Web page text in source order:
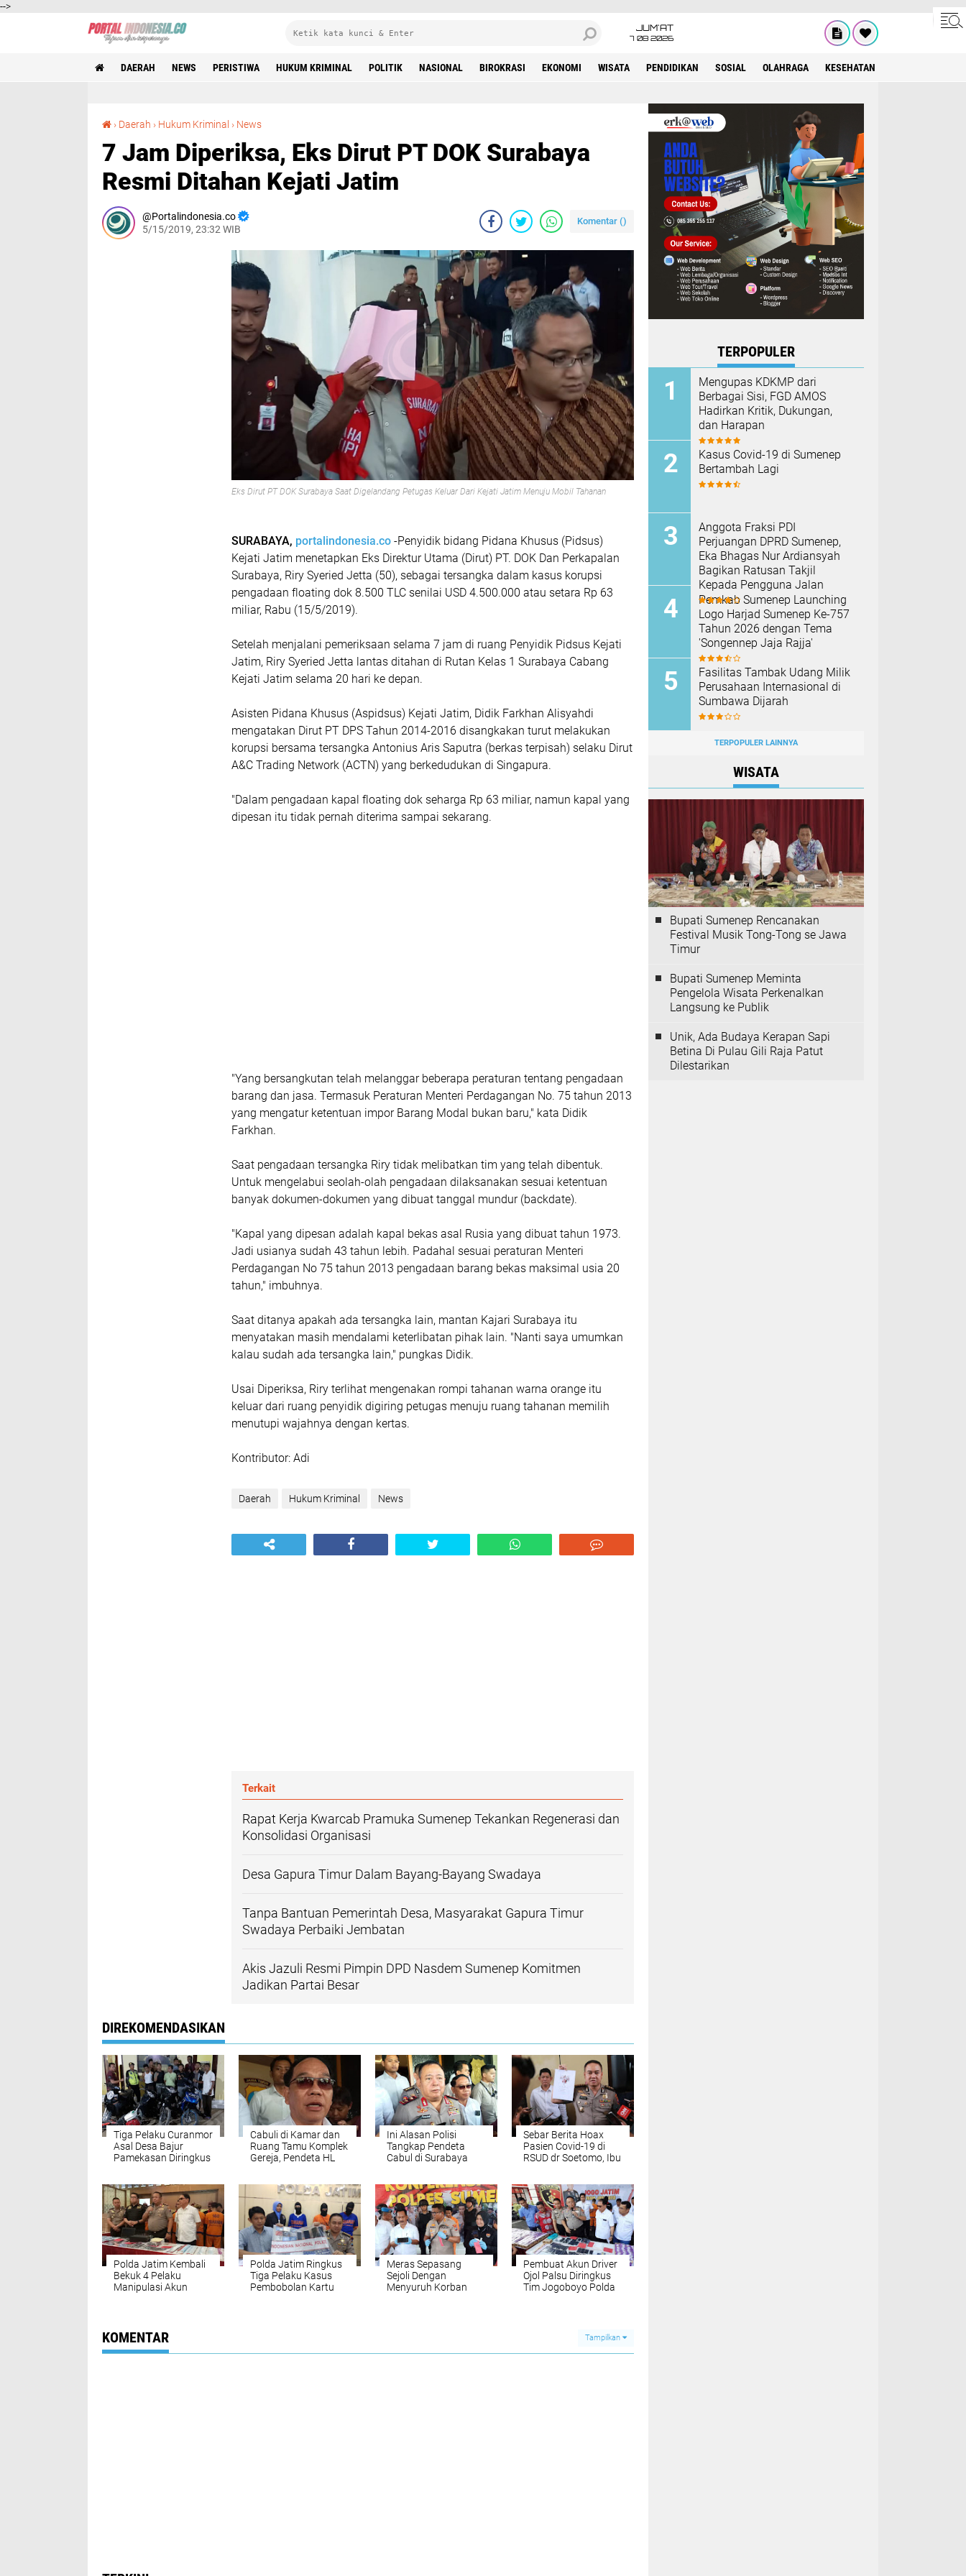
-->
JUM'AT
7 08 2026
DAERAH NEWS PERISTIWA HUKUM KRIMINAL POLITIK NASIONAL BIROKRASI EKONOMI WISATA PENDIDIKAN SOSIAL OLAHRAGA KESEHATAN
› Daerah › Hukum Kriminal › News
7 Jam Diperiksa, Eks Dirut PT DOK Surabaya
Resmi Ditahan Kejati Jatim
Portalindonesia.co
5/15/2019, 23:32 WIB
Komentar ()
Eks Dirut PT DOK Surabaya Saat Digelandang Petugas Keluar Dari Kejati Jatim Menuju Mobil Tahanan
SURABAYA, portalindonesia.co -Penyidik bidang Pidana Khusus (Pidsus)
Kejati Jatim menetapkan Eks Direktur Utama (Dirut) PT. DOK Dan Perkapalan
Surabaya, Riry Syeried Jetta (50), sebagai tersangka dalam kasus korupsi
pengadaan floating dok 8.500 TLC senilai USD 4.500.000 atau setara Rp 63
miliar, Rabu (15/5/2019).
Setelah menjalani pemeriksaan selama 7 jam di ruang Penyidik Pidsus Kejati
Jatim, Riry Syeried Jetta lantas ditahan di Rutan Kelas 1 Surabaya Cabang
Kejati Jatim selama 20 hari ke depan.
Asisten Pidana Khusus (Aspidsus) Kejati Jatim, Didik Farkhan Alisyahdi
mengatakan Dirut PT DPS Tahun 2014-2016 disangkakan turut melakukan
korupsi bersama tersangka Antonius Aris Saputra (berkas terpisah) selaku Dirut
A&C Trading Network (ACTN) yang berkedudukan di Singapura.
"Dalam pengadaan kapal floating dok seharga Rp 63 miliar, namun kapal yang
dipesan itu tidak pernah diterima sampai sekarang.
"Yang bersangkutan telah melanggar beberapa peraturan tentang pengadaan
barang dan jasa. Termasuk Peraturan Menteri Perdagangan No. 75 tahun 2013
yang mengatur ketentuan impor Barang Modal bukan baru," kata Didik
Farkhan.
Saat pengadaan tersangka Riry tidak melibatkan tim yang telah dibentuk.
Untuk mengelabui seolah-olah pengadaan dilaksanakan sesuai ketentuan
banyak dokumen-dokumen yang dibuat tanggal mundur (backdate).
"Kapal yang dipesan adalah kapal bekas asal Rusia yang dibuat tahun 1973.
Jadi usianya sudah 43 tahun lebih. Padahal sesuai peraturan Menteri
Perdagangan No 75 tahun 2013 pengadaan barang bekas maksimal usia 20
tahun," imbuhnya.
Saat ditanya apakah ada tersangka lain, mantan Kajari Surabaya itu
menyatakan masih mendalami keterlibatan pihak lain. "Nanti saya umumkan
kalau sudah ada tersangka lain," pungkas Didik.
Usai Diperiksa, Riry terlihat mengenakan rompi tahanan warna orange itu
keluar dari ruang penyidik digiring petugas menuju ruang tahanan memilih
menutupi wajahnya dengan kertas.
Kontributor: Adi
Daerah Hukum Kriminal News
Terkait
Rapat Kerja Kwarcab Pramuka Sumenep Tekankan Regenerasi dan
Konsolidasi Organisasi
Desa Gapura Timur Dalam Bayang-Bayang Swadaya
Tanpa Bantuan Pemerintah Desa, Masyarakat Gapura Timur
Swadaya Perbaiki Jembatan
Akis Jazuli Resmi Pimpin DPD Nasdem Sumenep Komitmen
Jadikan Partai Besar
DIREKOMENDASIKAN
Tiga Pelaku Curanmor
Asal Desa Bajur
Pamekasan Diringkus
Cabuli di Kamar dan
Ruang Tamu Komplek
Gereja, Pendeta HL
Suamimu Nanti
Ini Alasan Polisi
Tangkap Pendeta
Cabul di Surabaya
Sebar Berita Hoax
Pasien Covid-19 di
RSUD dr Soetomo, Ibu
Polda Jatim Kembali
Bekuk 4 Pelaku
Manipulasi Akun
Polda Jatim Ringkus
Tiga Pelaku Kasus
Pembobolan Kartu
Meras Sepasang
Sejoli Dengan
Menyuruh Korban
Pembuat Akun Driver
Ojol Palsu Diringkus
Tim Jogoboyo Polda
KOMENTAR Tampilkan
TERPOPULER
Mengupas KDKMP dari
Berbagai Sisi, FGD AMOS
Hadirkan Kritik, Dukungan,
dan Harapan
Kasus Covid-19 di Sumenep
Bertambah Lagi
Anggota Fraksi PDI
Perjuangan DPRD Sumenep,
Eka Bhagas Nur Ardiansyah
Bagikan Ratusan Takjil
Kepada Pengguna Jalan
Pemkab Sumenep Launching
Logo Harjad Sumenep Ke-757
Tahun 2026 dengan Tema
'Songennep Jaja Rajja'
Fasilitas Tambak Udang Milik
Perusahaan Internasional di
Sumbawa Dijarah
TERPOPULER LAINNYA
WISATA
Bupati Sumenep Rencanakan
Festival Musik Tong-Tong se Jawa
Timur
Bupati Sumenep Meminta
Pengelola Wisata Perkenalkan
Langsung ke Publik
Unik, Ada Budaya Kerapan Sapi
Betina Di Pulau Gili Raja Patut
Dilestarikan